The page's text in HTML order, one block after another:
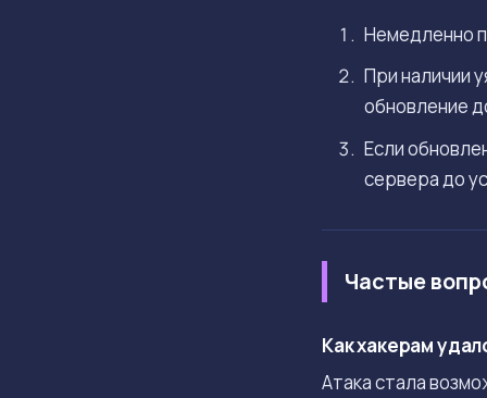
Немедленно
При наличии
обновление
Если
сервера до
Частые
Как хакерам
Атака стала